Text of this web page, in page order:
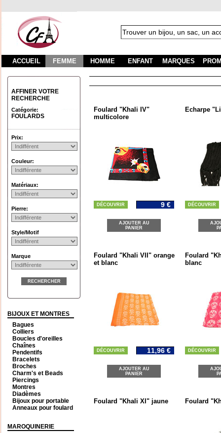
ACCUEIL FEMME HOMME ENFANT MARQUES
AFFINER VOTRE
RECHERCHE
Catégorie:
FOULARDS
Prix:
Couleur:
Matériaux:
Pierre:
Style/Motif
Marque
RECHERCHER
BIJOUX ET MONTRES
Bagues
Colliers
Boucles d'oreilles
Chaînes
Pendentifs
Bracelets
Broches
Charm's et Beads
Piercings
Montres
Diadèmes
Bijoux pour portable
Anneaux pour foulard
MAROQUINERIE
Foulard "Khali IV"
multicolore
DÉCOUVRIR 9 €
AJOUTER AU
PANIER
Echarpe
DÉCOUVRIR
Foulard "Khali VII" orange
et blanc
DÉCOUVRIR 11,96 €
AJOUTER AU
PANIER
Foulard
blanc
DÉCOUVRIR
Foulard "Khali XI" jaune Foulard